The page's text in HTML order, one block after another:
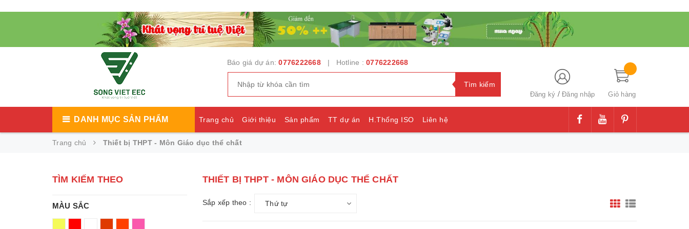
Báo giá dự án:0776222668| Hotline : 0776222668
Tìm kiếm
Đăng ký /Đăng nhập Giỏ hàng
DANH MỤC SẢN PHẨM Trang chủ Giới thiệu Sản phẩm TT dự án H.Thống ISO Liên hệ
Cataloge
Trang chủ Thiết bị THPT - Môn Giáo dục thể chất
TÌM KIẾM THEO
MÀU SẮC
THIẾT BỊ THPT - MÔN GIÁO DỤC THỂ CHẤT
Sắp xếp theo : Thứ tự